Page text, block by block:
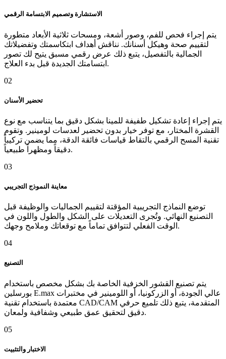
الاستشارة وتصميم الابتسامة الرقمي
يتم إجراء فحص للفم، وصور أشعة، ومسحات ثلاثية الأبعاد متطورة
لتقييم صحة وهيكل أسنانك. نناقش أهداف ابتكاسمتك وتفضيلاتك
الجمالية بالتفصيل، يتبع ذلك عرض رقمي مسبق يتيح لك تصور
ابتسامتك الجديدة قبل بدء العلاج.
02
تحضير الأسنان
يتم إجراء إعادة تشكيل طفيفة للمينا بشكل دقيق بما يتناسب مع نوع
القشرة المختار، مع توفر خيار بدون تحضير لعدسات لومينير. وتقوم
تقنية المسح الرقمي بالتقاط قياسات فائقة الدقة، مما يضمن تركيباً
دقيقاً ومظهراً طبيعياً.
03
معاينة النموذج التجريبي
توضع النماذج التجريبية المؤقتة لتقييم الجماليات والوظيفة قبل
التصنيع النهائي. وتُجرى التعديلات على الشكل والطول واللون في
الوقت الفعلي لتتوافق تماماً مع توقعاتك وملامح وجهك.
04
التصنيع
يتم تصنيع القشور الخزفية الخاصة بك بشكل مخصص باستخدام
بورسلين E.max عالي الجودة، أو الزركونيا، أو اللومينير في مختبرات
معتمدة باستخدام تقنية CAD/CAM المتقدمة، يتبع ذلك تلميع حرفي
دقيق لتحقيق عمق طبيعي وشفافية ولمعان.
05
الاختبار والتثبيت